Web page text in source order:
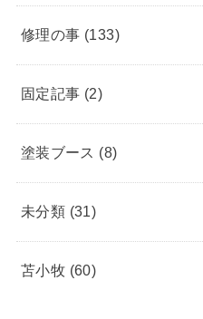
修理の事 (133)
固定記事 (2)
塗装ブース (8)
未分類 (31)
苫小牧 (60)